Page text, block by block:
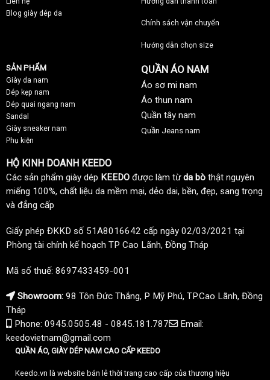
Blog giày dép da
Chính sách vận chuyển
Hướng dẫn chọn size
SẢN PHẨM
Giày da nam
Dép kẹp nam
Dép quai ngang nam
Sandal
Giày sneaker nam
Phụ kiện
QUẦN ÁO NAM
Áo sơ mi nam
Áo thun nam
Quần tây nam
Quần Jeans nam
HỘ KINH DOANH KEEDO
Các sản phẩm giày dép KEEDO được làm từda bò thật nguyên
miếng 100%, chất liệu da mềm mại, dẻo dai, bền, đẹp, sang trọng
và đẳng cấp
Giấy phép ĐKKD số 51A8016642 cấp ngày 02/03/2021 tại
Phòng tài chính kế hoạch TP Cao Lãnh, Đồng Tháp
Mã số thuế: 8697433459-001
Showroom: 98 Tôn Đức Thắng, P Mỹ Phú, TP.Cao Lãnh, Đồng
Tháp
Phone: 0945.0505.48 - 0845.181.787
Email:
keedovietnam@gmail.com
QUẦN ÁO, GIÀY DÉP NAM CAO CẤP KEEDO
Keedo.vn là website bán lẻ thời trang cao cấp của thương hiệu